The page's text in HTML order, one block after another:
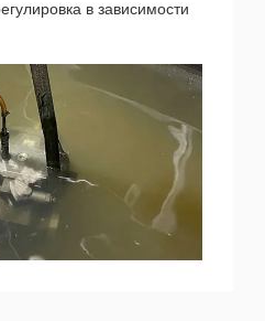
в зависимости